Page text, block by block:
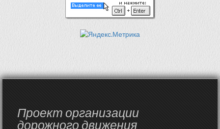
Проект организации
дорожного движения